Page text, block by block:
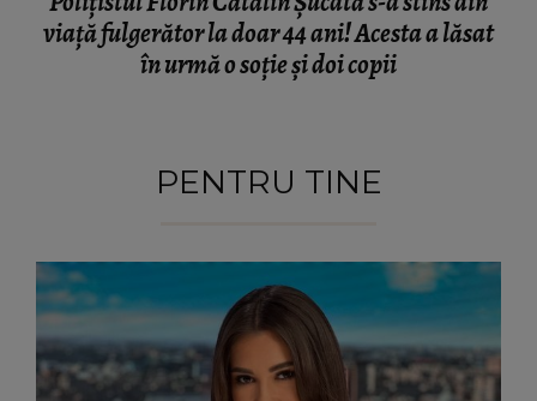
viață fulgerător la doar 44 ani! Acesta a lăsat
în urmă o soție și doi copii
PENTRU TINE